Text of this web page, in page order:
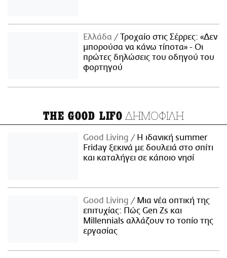
Ελλάδα
Τροχαίο στις Σέρρες: «Δεν
μπορούσα να κάνω τίποτα» - Οι
πρώτες δηλώσεις του οδηγού του
φορτηγού
THE GOOD LIFO ΔΗΜΟΦΙΛΗ
Good Living
Η ιδανική summer
Friday ξεκινά με δουλειά στο σπίτι
και καταλήγει σε κάποιο νησί
Good Living
Μια νέα οπτική της
επιτυχίας: Πώς Gen Zs και
Millennials αλλάζουν το τοπίο της
εργασίας